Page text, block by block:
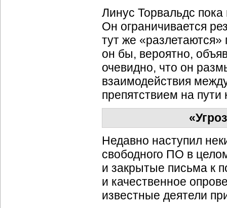
Линус Торвальдс
Он ограничивается
тут же
он бы, вероятно,
очевидно, что он
взаимодействия
препятствием на пути
Недавно наступил
свободного ПО в
и закрытые письма к
и качественное
известные деятели